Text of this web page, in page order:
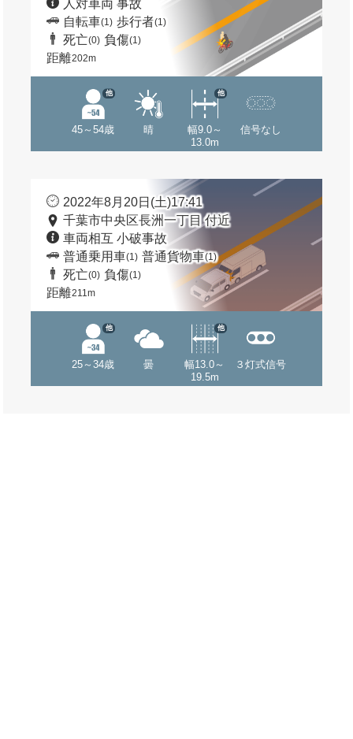
人対車両 事故
自転車(1) 歩行者(1)
死亡(0) 負傷(1)
距離202m
45～54歳
他
晴
幅9.0～
13.0m
他
信号なし
2022年8月20日(土)17:41
千葉市中央区長洲一丁目 付近
車両相互 小破事故
普通乗用車(1) 普通貨物車(1)
死亡(0) 負傷(1)
距離211m
25～34歳
他
曇
幅13.0～
19.5m
他
３灯式信号